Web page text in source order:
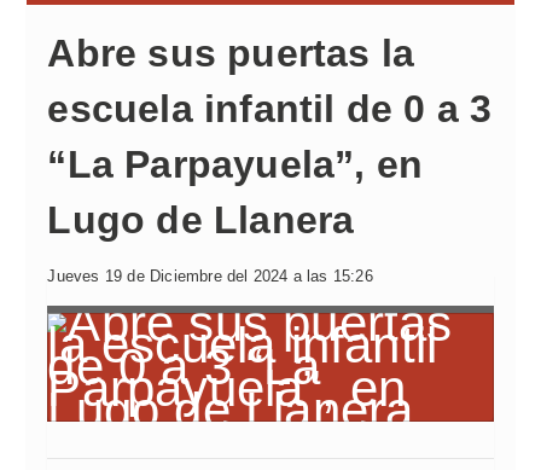
Abre sus puertas la
escuela infantil de 0 a 3
“La Parpayuela”, en
Lugo de Llanera
Jueves 19 de Diciembre del 2024 a las 15:26